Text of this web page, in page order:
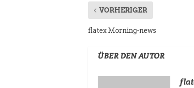
VORHERIGER
flatex Morning-news
ÜBER DEN AUTOR